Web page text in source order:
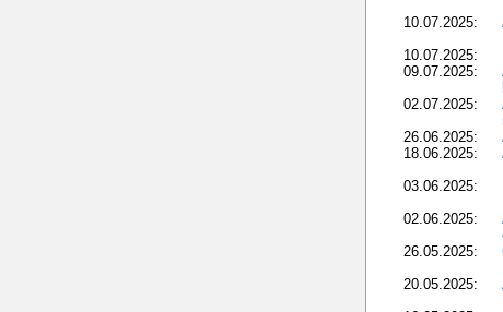
10.07.2025:
10.07.2025:
09.07.2025:
02.07.2025:
26.06.2025:
18.06.2025:
03.06.2025:
02.06.2025:
26.05.2025:
20.05.2025: